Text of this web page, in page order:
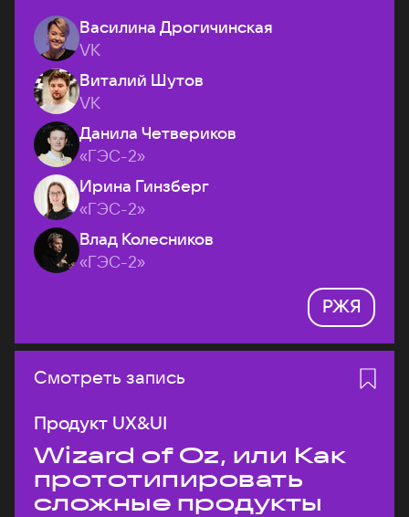
Василина Дрогичинская
VK
Виталий Шутов
VK
Данила Четвериков
«ГЭС-2»
Ирина Гинзберг
«ГЭС-2»
Влад Колесников
«ГЭС-2»
РЖЯ
Смотреть запись
Продукт UX&UI
Wizard of Oz, или Как
прототипировать
сложные продукты